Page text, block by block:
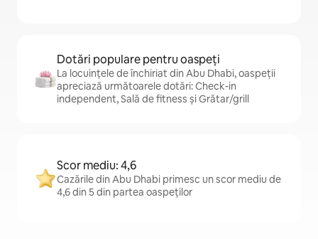
Dotări populare pentru oaspeți
La locuințele de închiriat din Abu Dhabi, oaspeții
apreciază următoarele dotări: Check-in
independent, Sală de fitness și Grătar/grill
Scor mediu: 4,6
Cazările din Abu Dhabi primesc un scor mediu de
4,6 din 5 din partea oaspeților